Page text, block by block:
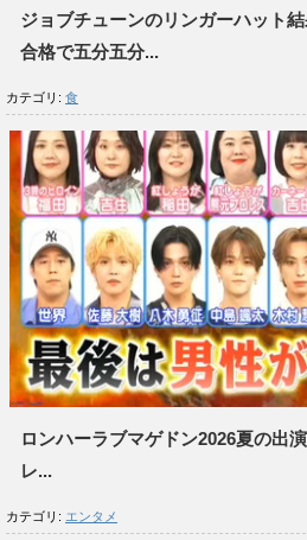
ジョブチューンのリンガーハット
合格で五分五分...
カテゴリ: 食
ロンハーラブマゲドン2026夏の出
レ...
カテゴリ: エンタメ